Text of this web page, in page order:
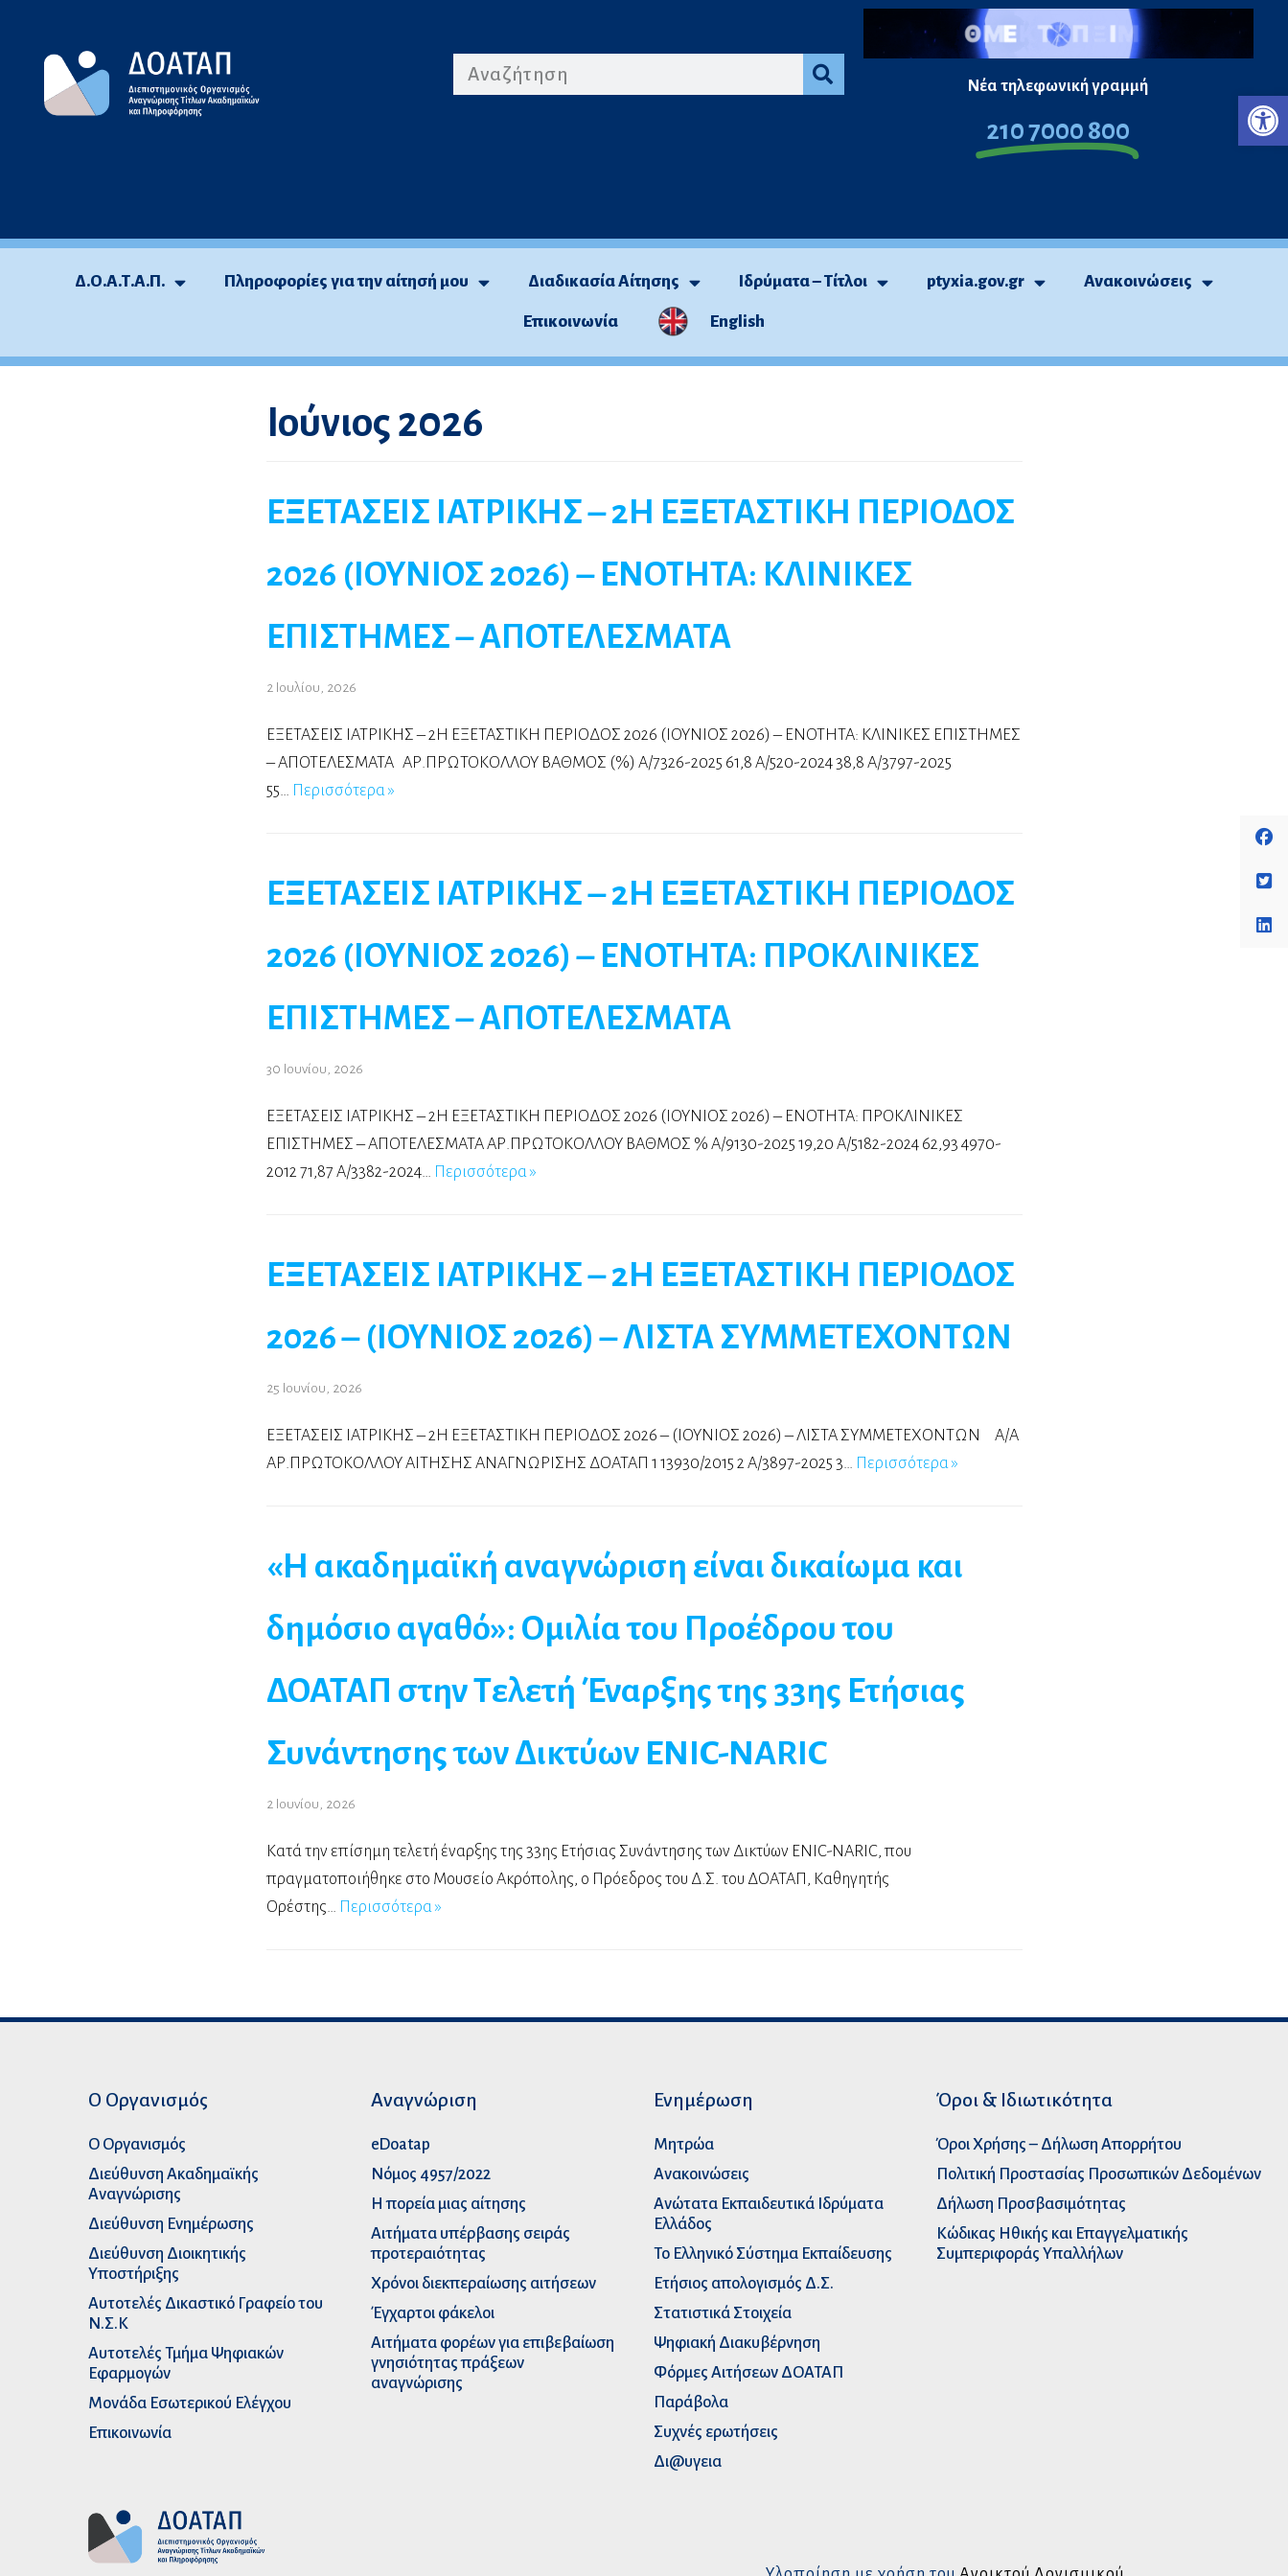
περιεχόμενο
Νέα τηλεφωνική γραμμή
210 7000 800
Δ.Ο.Α.Τ.Α.Π. Πληροφορίες για την αίτησή μου Διαδικασία Αίτησης Ιδρύματα – Τίτλοι ptyxia.gov.gr Ανακοινώσεις
Επικοινωνία English
Ιούνιος 2026
ΕΞΕΤΑΣΕΙΣ ΙΑΤΡΙΚΗΣ – 2Η ΕΞΕΤΑΣΤΙΚΗ ΠΕΡΙΟΔΟΣ
2026 (ΙΟΥΝΙΟΣ 2026) – ΕΝΟΤΗΤΑ: ΚΛΙΝΙΚΕΣ
ΕΠΙΣΤΗΜΕΣ – ΑΠΟΤΕΛΕΣΜΑΤΑ
2 Ιουλίου, 2026
ΕΞΕΤΑΣΕΙΣ ΙΑΤΡΙΚΗΣ – 2Η ΕΞΕΤΑΣΤΙΚΗ ΠΕΡΙΟΔΟΣ 2026 (ΙΟΥΝΙΟΣ 2026) – ΕΝΟΤΗΤΑ: ΚΛΙΝΙΚΕΣ ΕΠΙΣΤΗΜΕΣ
– ΑΠΟΤΕΛΕΣΜΑΤΑ ΑΡ.ΠΡΩΤΟΚΟΛΛΟΥ ΒΑΘΜΟΣ (%) A/7326-2025 61,8 A/520-2024 38,8 A/3797-2025
55… Περισσότερα »
ΕΞΕΤΑΣΕΙΣ ΙΑΤΡΙΚΗΣ – 2Η ΕΞΕΤΑΣΤΙΚΗ ΠΕΡΙΟΔΟΣ
2026 (ΙΟΥΝΙΟΣ 2026) – ΕΝΟΤΗΤΑ: ΠΡΟΚΛΙΝΙΚΕΣ
ΕΠΙΣΤΗΜΕΣ – ΑΠΟΤΕΛΕΣΜΑΤΑ
30 Ιουνίου, 2026
ΕΞΕΤΑΣΕΙΣ ΙΑΤΡΙΚΗΣ – 2Η ΕΞΕΤΑΣΤΙΚΗ ΠΕΡΙΟΔΟΣ 2026 (ΙΟΥΝΙΟΣ 2026) – ΕΝΟΤΗΤΑ: ΠΡΟΚΛΙΝΙΚΕΣ
ΕΠΙΣΤΗΜΕΣ – ΑΠΟΤΕΛΕΣΜΑΤΑ ΑΡ.ΠΡΩΤΟΚΟΛΛΟΥ ΒΑΘΜΟΣ % A/9130-2025 19,20 A/5182-2024 62,93 4970-
2012 71,87 A/3382-2024… Περισσότερα »
ΕΞΕΤΑΣΕΙΣ ΙΑΤΡΙΚΗΣ – 2Η ΕΞΕΤΑΣΤΙΚΗ ΠΕΡΙΟΔΟΣ
2026 – (ΙΟΥΝΙΟΣ 2026) – ΛΙΣΤΑ ΣΥΜΜΕΤΕΧΟΝΤΩΝ
25 Ιουνίου, 2026
ΕΞΕΤΑΣΕΙΣ ΙΑΤΡΙΚΗΣ – 2Η ΕΞΕΤΑΣΤΙΚΗ ΠΕΡΙΟΔΟΣ 2026 – (ΙΟΥΝΙΟΣ 2026) – ΛΙΣΤΑ ΣΥΜΜΕΤΕΧΟΝΤΩΝ Α/Α
ΑΡ.ΠΡΩΤΟΚΟΛΛΟΥ ΑΙΤΗΣΗΣ ΑΝΑΓΝΩΡΙΣΗΣ ΔΟΑΤΑΠ 1 13930/2015 2 A/3897-2025 3… Περισσότερα »
«Η ακαδημαϊκή αναγνώριση είναι δικαίωμα και
δημόσιο αγαθό»: Ομιλία του Προέδρου του
ΔΟΑΤΑΠ στην Τελετή Έναρξης της 33ης Ετήσιας
Συνάντησης των Δικτύων ENIC-NARIC
2 Ιουνίου, 2026
Κατά την επίσημη τελετή έναρξης της 33ης Ετήσιας Συνάντησης των Δικτύων ENIC-NARIC, που
πραγματοποιήθηκε στο Μουσείο Ακρόπολης, ο Πρόεδρος του Δ.Σ. του ΔΟΑΤΑΠ, Καθηγητής
Ορέστης… Περισσότερα »
Ο Οργανισμός
Ο Οργανισμός
Διεύθυνση Ακαδημαϊκής
Αναγνώρισης
Διεύθυνση Ενημέρωσης
Διεύθυνση Διοικητικής
Υποστήριξης
Αυτοτελές Δικαστικό Γραφείο του
Ν.Σ.Κ
Αυτοτελές Τμήμα Ψηφιακών
Εφαρμογών
Μονάδα Εσωτερικού Ελέγχου
Επικοινωνία
Αναγνώριση
eDoatap
Νόμος 4957/2022
Η πορεία μιας αίτησης
Αιτήματα υπέρβασης σειράς
προτεραιότητας
Χρόνοι διεκπεραίωσης αιτήσεων
Έγχαρτοι φάκελοι
Αιτήματα φορέων για επιβεβαίωση
γνησιότητας πράξεων
αναγνώρισης
Ενημέρωση
Μητρώα
Ανακοινώσεις
Ανώτατα Eκπαιδευτικά Iδρύματα
Ελλάδος
Το Ελληνικό Σύστημα Εκπαίδευσης
Ετήσιος απολογισμός Δ.Σ.
Στατιστικά Στοιχεία
Ψηφιακή Διακυβέρνηση
Φόρμες Αιτήσεων ΔΟΑΤΑΠ
Παράβολα
Συχνές ερωτήσεις
Δι@υγεια
Όροι & Ιδιωτικότητα
Όροι Χρήσης – Δήλωση Απορρήτου
Πολιτική Προστασίας Προσωπικών Δεδομένων
Δήλωση Προσβασιμότητας
Κώδικας Ηθικής και Επαγγελματικής
Συμπεριφοράς Υπαλλήλων